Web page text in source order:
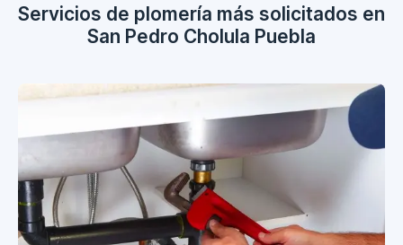
Servicios de plomería más solicitados en
San Pedro Cholula Puebla